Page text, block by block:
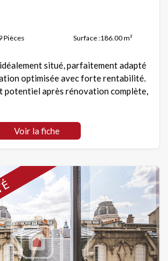
Pièces
Surface :186.00 m²
situé, parfaitement adapté
optimisée avec forte rentabilité.
potentiel après rénovation complète,
Voir la fiche